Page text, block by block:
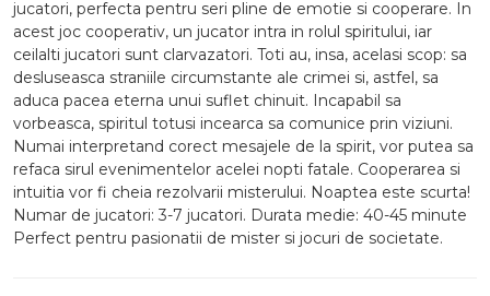
jucatori, perfecta pentru seri pline de emotie si cooperare. In
acest joc cooperativ, un jucator intra in rolul spiritului, iar
ceilalti jucatori sunt clarvazatori. Toti au, insa, acelasi scop: sa
desluseasca straniile circumstante ale crimei si, astfel, sa
aduca pacea eterna unui suflet chinuit. Incapabil sa
vorbeasca, spiritul totusi incearca sa comunice prin viziuni.
Numai interpretand corect mesajele de la spirit, vor putea sa
refaca sirul evenimentelor acelei nopti fatale. Cooperarea si
intuitia vor fi cheia rezolvarii misterului. Noaptea este scurta!
Numar de jucatori: 3-7 jucatori. Durata medie: 40-45 minute
Perfect pentru pasionatii de mister si jocuri de societate.